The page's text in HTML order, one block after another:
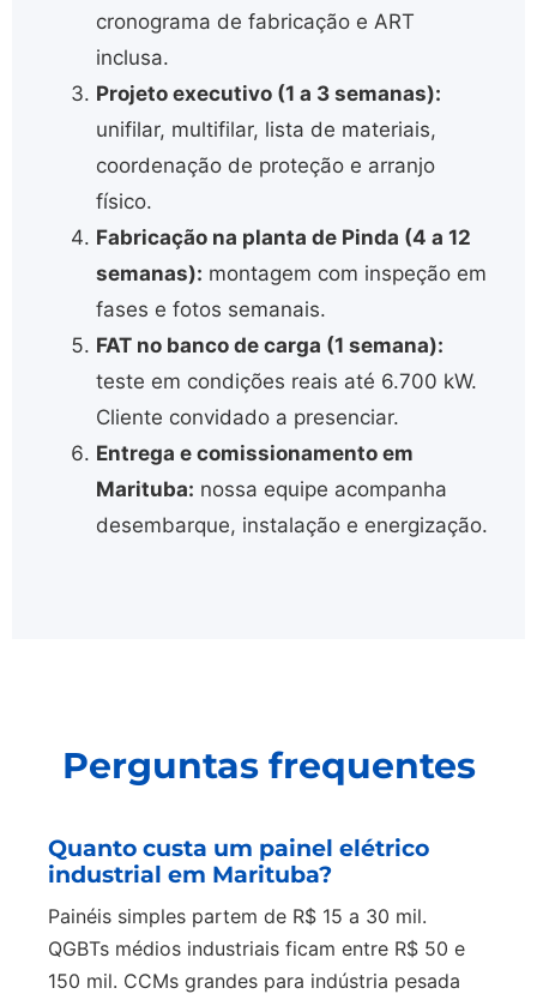
cronograma de fabricação e ART
inclusa.
Projeto executivo (1 a 3 semanas):
unifilar, multifilar, lista de materiais,
coordenação de proteção e arranjo
físico.
Fabricação na planta de Pinda (4 a 12
semanas): montagem com inspeção em
fases e fotos semanais.
FAT no banco de carga (1 semana):
teste em condições reais até 6.700 kW.
Cliente convidado a presenciar.
Entrega e comissionamento em
Marituba: nossa equipe acompanha
desembarque, instalação e energização.
Perguntas frequentes
Quanto custa um painel elétrico
industrial em Marituba?
Painéis simples partem de R$ 15 a 30 mil.
QGBTs médios industriais ficam entre R$ 50 e
150 mil. CCMs grandes para indústria pesada